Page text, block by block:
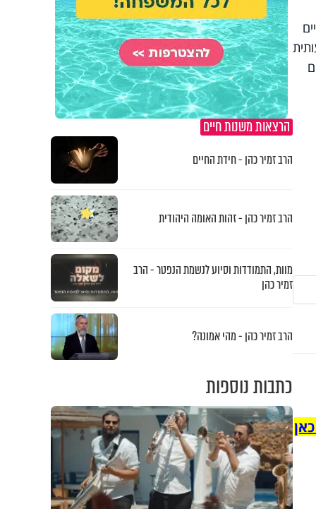
הרצאות משנות חיים
הרב זמיר כהן - חידת החיים
הרב זמיר כהן - זהות האומה היהודית
מוות, התמודדות וסיוע לנשמת הנפטר - הרב
זמיר כהן
הרב זמיר כהן - מהי אמונה?
כתבות נוספות